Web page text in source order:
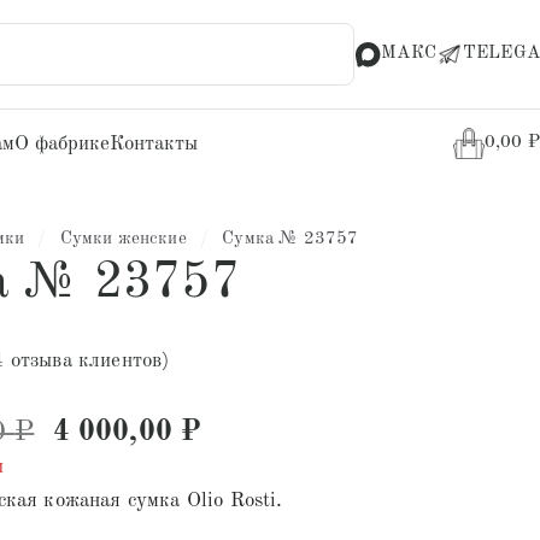
МАКС TELEGA
О фабрикеКонтакты 0,00 ₽
Сумки женские Сумка № 23757
№ 23757
отзыва клиентов)
₽ Первоначальная цена составляла
4 000,00 ₽
кожаная сумка Olio Rosti.